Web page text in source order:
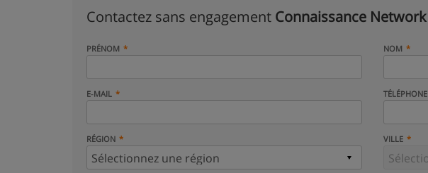
Contactez sans engagement Connaissance Network
PRÉNOM NOM
E-MAIL TÉLÉPHONE
RÉGION VILLE